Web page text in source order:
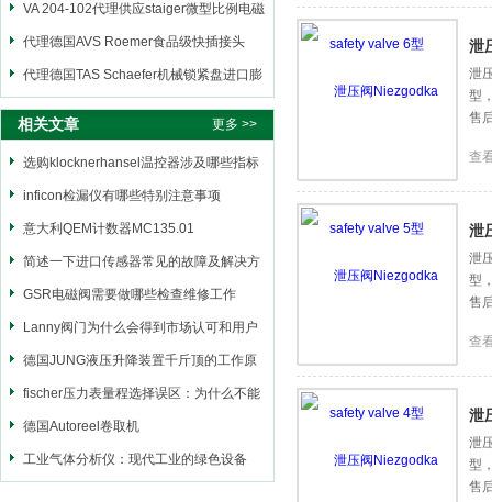
阀
VA 204-102代理供应staiger微型比例电磁
阀
代理德国AVS Roemer食品级快插接头
代理德国TAS Schaefer机械锁紧盘进口膨
胀套
相关文章 更多 >>
选购klocknerhansel温控器涉及哪些指标
inficon检漏仪有哪些特别注意事项
意大利QEM计数器MC135.01
简述一下进口传感器常见的故障及解决方
法
GSR电磁阀需要做哪些检查维修工作
Lanny阀门为什么会得到市场认可和用户
青睐
德国JUNG液压升降装置千斤顶的工作原
理
fischer压力表量程选择误区：为什么不能
选太大？
德国Autoreel卷取机
工业气体分析仪：现代工业的绿色设备
泄
泄
型
售
查
泄
泄
型
售
查
泄
泄
型
售